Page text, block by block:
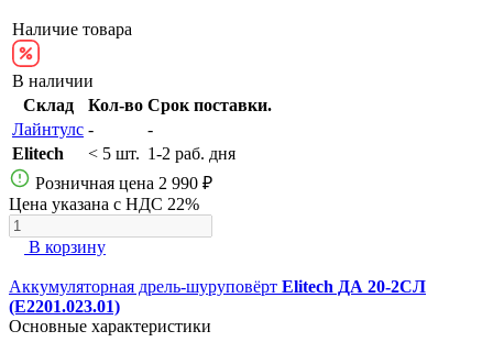
Наличие товара
В наличии
Склад
Кол-во Срок поставки.
Лайнтулс -
-
Elitech
< 5 шт. 1-2 раб. дня
Розничная цена 2 990 ₽
Цена указана с НДС 22%
В корзину
Аккумуляторная дрель-шуруповёрт Elitech ДА 20-2СЛ
(E2201.023.01)
Основные характеристики